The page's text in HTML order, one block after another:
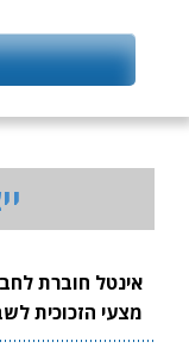
אינטל חוברת
מצעי הזכוכית